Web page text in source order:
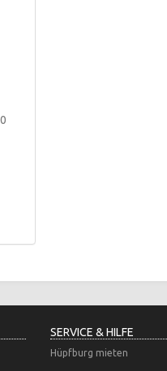
SERVICE & HILFE
Hüpfburg mieten